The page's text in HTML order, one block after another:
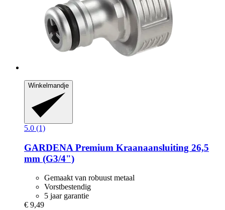
Winkelmandje
5.0 (1)
GARDENA Premium Kraanaansluiting 26,5
mm (G3/4")
Gemaakt van robuust metaal
Vorstbestendig
5 jaar garantie
€ 9,49